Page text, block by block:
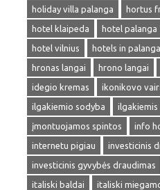
holiday villa palanga
hortus
hotel klaipeda
hotel palanga
hotel vilnius
hotels in palanga
hronas langai
hrono langai
idegio kremas
ikonikovo
ilgakiemio sodyba
ilgakiemis
įmontuojamos spintos
info
internetu pigiau
investicinis
investicinis gyvybės draudimas
italiski baldai
italiski